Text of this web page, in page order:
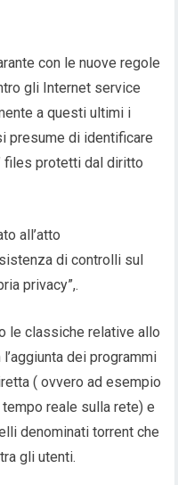
con le nuove regole
gli Internet service
a questi ultimi i
presume di identificare
files protetti dal diritto
all’atto
di controlli sul
privacy”,.
le classiche relative allo
dei programmi
( ovvero ad esempio
reale sulla rete) e
denominati torrent che
gli utenti.